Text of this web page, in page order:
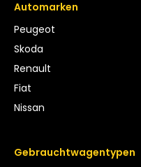
Automarken
Peugeot
Skoda
Renault
Fiat
Nissan
Gebrauchtwagentypen